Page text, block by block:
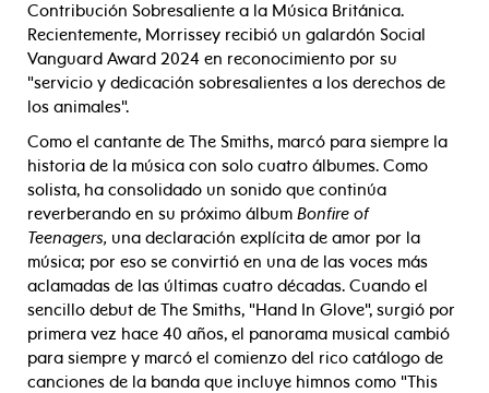
Contribución Sobresaliente a la Música Británica.
Recientemente, Morrissey recibió un galardón Social
Vanguard Award 2024 en reconocimiento por su
"servicio y dedicación sobresalientes a los derechos de
los animales".
Como el cantante de The Smiths, marcó para siempre la
historia de la música con solo cuatro álbumes. Como
solista, ha consolidado un sonido que continúa
reverberando en su próximo álbum Bonfire of
Teenagers, una declaración explícita de amor por la
música; por eso se convirtió en una de las voces más
aclamadas de las últimas cuatro décadas. Cuando el
sencillo debut de The Smiths, "Hand In Glove", surgió por
primera vez hace 40 años, el panorama musical cambió
para siempre y marcó el comienzo del rico catálogo de
canciones de la banda que incluye himnos como "This